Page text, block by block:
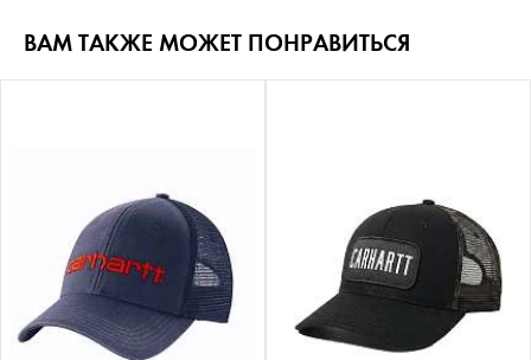
ВАМ ТАКЖЕ МОЖЕТ ПОНРАВИТЬСЯ